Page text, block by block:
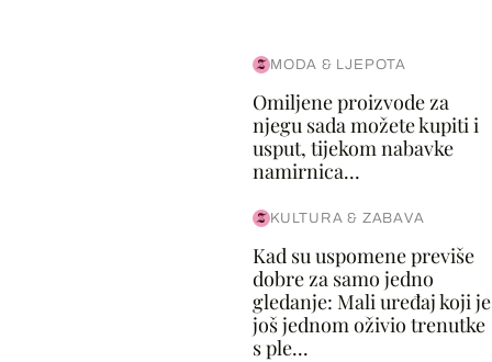
MODA & LJEPOTA
Omiljene proizvode za
njegu sada možete kupiti i
usput, tijekom nabavke
namirnica...
KULTURA & ZABAVA
Kad su uspomene previše
dobre za samo jedno
gledanje: Mali uređaj koji je
još jednom oživio trenutke
s ple...